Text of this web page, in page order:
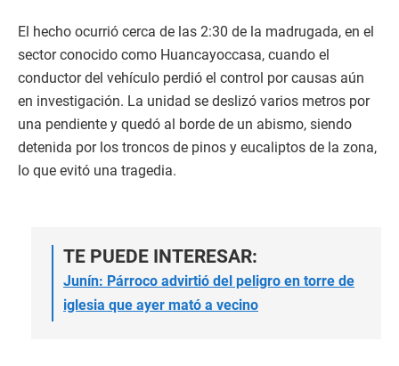
El hecho ocurrió cerca de las 2:30 de la madrugada, en el
sector conocido como Huancayoccasa, cuando el
conductor del vehículo perdió el control por causas aún
en investigación. La unidad se deslizó varios metros por
una pendiente y quedó al borde de un abismo, siendo
detenida por los troncos de pinos y eucaliptos de la zona,
lo que evitó una tragedia.
TE PUEDE INTERESAR:
Junín: Párroco advirtió del peligro en torre de
iglesia que ayer mató a vecino